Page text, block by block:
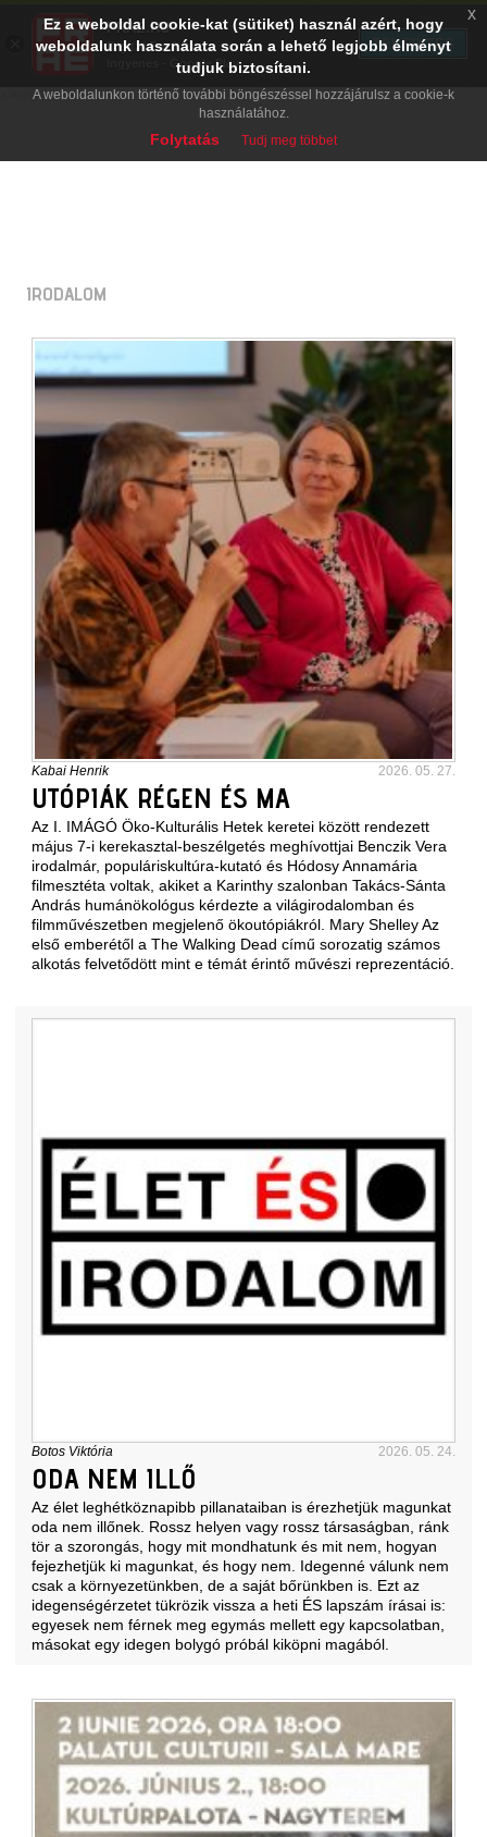
IRODALOM
Kabai Henrik 2026. 05. 27.
UTÓPIÁK RÉGEN ÉS MA
Az I. IMÁGÓ Öko-Kulturális Hetek keretei között rendezett
május 7-i kerekasztal-beszélgetés meghívottjai Benczik Vera
irodalmár, populáriskultúra-kutató és Hódosy Annamária
filmesztéta voltak, akiket a Karinthy szalonban Takács-Sánta
András humánökológus kérdezte a világirodalomban és
filmművészetben megjelenő ökoutópiákról. Mary Shelley Az
első emberétől a The Walking Dead című sorozatig számos
alkotás felvetődött mint e témát érintő művészi reprezentáció.
Botos Viktória 2026. 05. 24.
ODA NEM ILLŐ
Az élet leghétköznapibb pillanataiban is érezhetjük magunkat
oda nem illőnek. Rossz helyen vagy rossz társaságban, ránk
tör a szorongás, hogy mit mondhatunk és mit nem, hogyan
fejezhetjük ki magunkat, és hogy nem. Idegenné válunk nem
csak a környezetünkben, de a saját bőrünkben is. Ezt az
idegenségérzetet tükrözik vissza a heti ÉS lapszám írásai is:
egyesek nem férnek meg egymás mellett egy kapcsolatban,
másokat egy idegen bolygó próbál kiköpni magából.
Ez a weboldal cookie-kat (sütiket) használ azért, hogy
weboldalunk használata során a lehető legjobb élményt
tudjuk biztosítani.
A weboldalunkon történő további böngészéssel hozzájárulsz a cookie-k
használatához.
Folytatás Tudj meg többet
x
PRAE.HU
Digital Evolution
Ingyenes - Google Play
TELEPÍTÉS